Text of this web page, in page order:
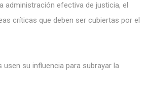
administración efectiva de justicia, el
críticas que deben ser cubiertas por el
su influencia para subrayar la